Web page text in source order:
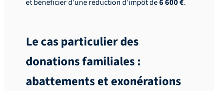
Le cas particulier des
donations familiales :
abattements et exonérations